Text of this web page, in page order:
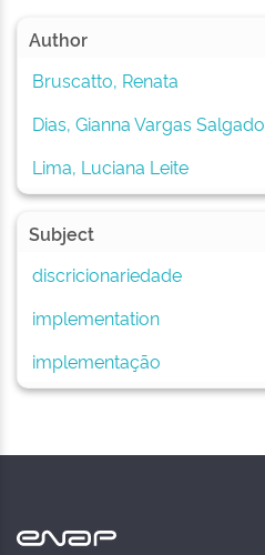
Author
Bruscatto, Renata
Dias, Gianna Vargas Salgado
Lima, Luciana Leite
Subject
discricionariedade
implementation
implementação